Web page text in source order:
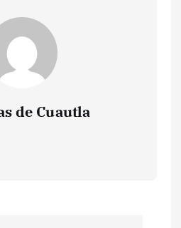
de Cuautla